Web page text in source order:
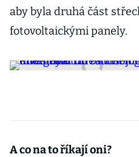
aby byla druhá část
fotovoltaickými panely.
A co na to říkají oni?